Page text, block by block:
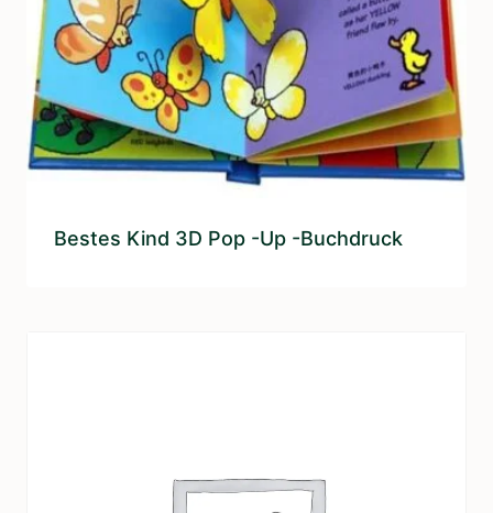
Bestes Kind 3D Pop -up -Buchdruck